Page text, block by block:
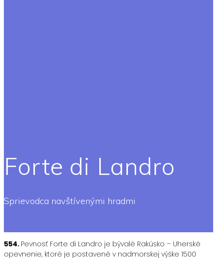
Forte di Landro
Sprievodca navštívenými hradmi
554. Pevnosť Forte di Landro je bývalé Rakúsko – Uherské
opevnenie, ktoré je postavené v nadmorskej výške 1500